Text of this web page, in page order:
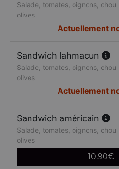
Salade, tomates, oignons, chou
olives
Actuellement
Sandwich lahmacun
Salade, tomates, oignons, chou
olives
Actuellement
Sandwich américain
Salade, tomates, oignons, chou
olives
10.90€